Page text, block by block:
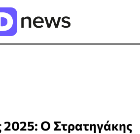
2025: Ο Στρατηγάκης